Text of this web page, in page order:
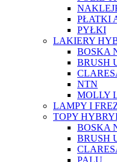
PŁATKI
PYŁKI
LAKIERY
BOSKA
BRUSH
NTN
MOLLY
LAMPY I
TOPY
BOSKA
BRUSH
PALU